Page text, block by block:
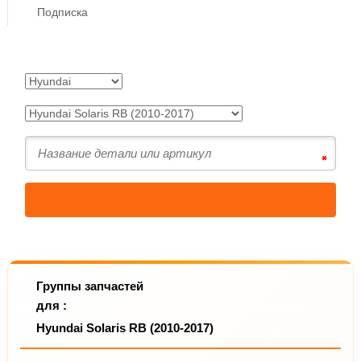
Подписка
Группы запчастей
для :
Hyundai Solaris RB (2010-2017)